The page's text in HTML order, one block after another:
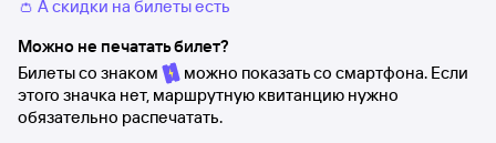
👛 А скидки на билеты есть
Можно не печатать билет?
Билеты со знаком
можно показать со смартфона. Если
этого значка нет, маршрутную квитанцию нужно
обязательно распечатать.